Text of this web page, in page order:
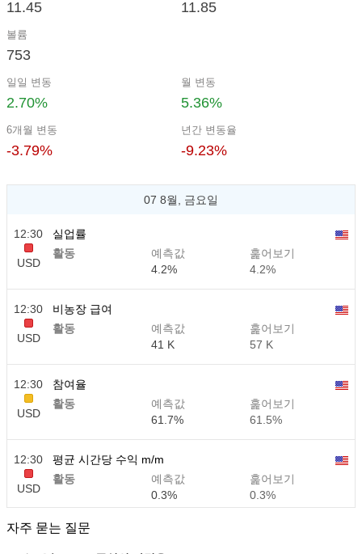
11.45 11.85
볼륨
753
일일 변동
2.70%
월 변동
5.36%
6개월 변동
-3.79%
년간 변동율
-9.23%
07 8월, 금요일
12:30
USD
실업률
활동
예측값
4.2%
훑어보기
4.2%
12:30
USD
비농장 급여
활동
예측값
41 K
훑어보기
57 K
12:30
USD
참여율
활동
예측값
61.7%
훑어보기
61.5%
12:30
USD
평균 시간당 수익 m/m
활동
예측값
0.3%
훑어보기
0.3%
12:30
평균 시간당 수익 y/y
자주 묻는 질문